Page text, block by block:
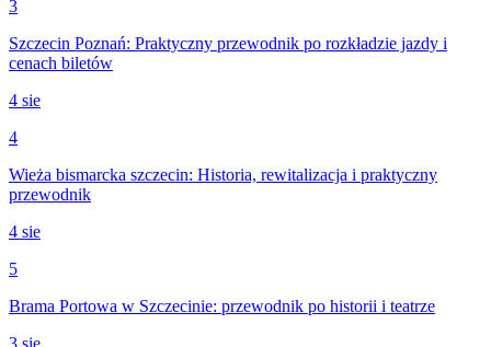
3
Szczecin Poznań: Praktyczny przewodnik po rozkładzie jazdy i
cenach biletów
4 sie
4
Wieża bismarcka szczecin: Historia, rewitalizacja i praktyczny
przewodnik
4 sie
5
Brama Portowa w Szczecinie: przewodnik po historii i teatrze
3 sie